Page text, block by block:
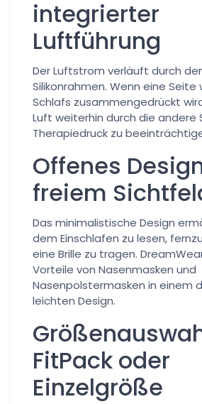
integrierter
Luftführung
Der Luftstrom verläuft durch
Silikonrahmen. Wenn eine Seite
Schlafs zusammengedrückt
Luft weiterhin durch die andere
Therapiedruck zu
Offenes
freiem
Das minimalistische Design
dem Einschlafen zu lesen,
eine Brille zu tragen.
Vorteile von Nasenmasken und
Nasenpolstermasken in einem
leichten Design.
FitPack oder
Einzelgröße